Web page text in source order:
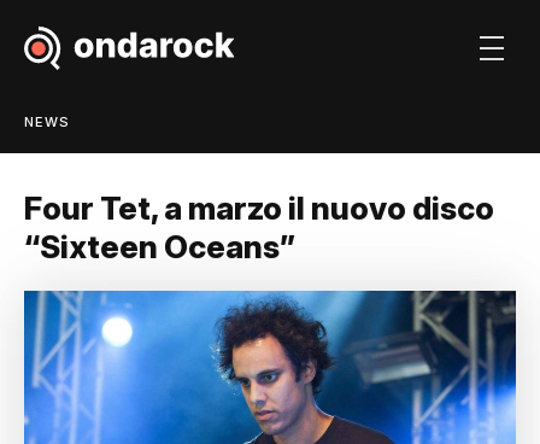
NEWS
Four Tet, a marzo il nuovo disco
“Sixteen Oceans”